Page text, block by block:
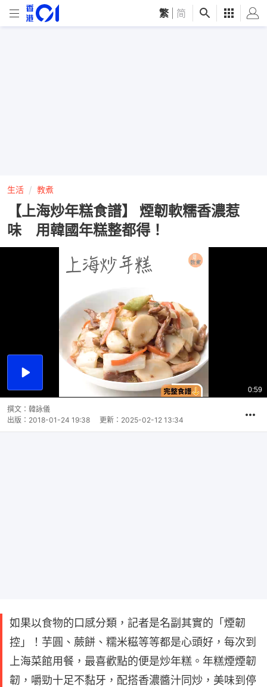
繁 简
生活 教煮
【上海炒年糕食譜】 煙韌軟糯香濃惹
味 用韓國年糕整都得！
播
總
共
0:59
撰文： 韓詠儀
出版： 2018-01-24 19:38 更新： 2025-02-12 13:34
如果以食物的口感分類，記者是名副其實的「煙韌
控」！芋圓、蕨餅、糯米糍等等都是心頭好，每次到
上海菜館用餐，最喜歡點的便是炒年糕。年糕煙煙韌
韌，嚼勁十足不黏牙，配搭香濃醬汁同炒，美味到停